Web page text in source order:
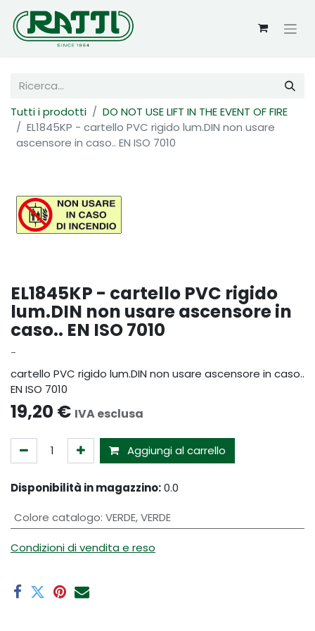
Tutti i prodotti
DO NOT USE LIFT IN THE EVENT OF FIRE
EL1845KP - cartello PVC rigido lum.DIN non usare
ascensore in caso.. EN ISO 7010
EL1845KP - cartello PVC rigido
lum.DIN non usare ascensore in
caso.. EN ISO 7010
-
cartello PVC rigido lum.DIN non usare ascensore in caso..
EN ISO 7010
19,20 € IVA esclusa
Aggiungi al carrello
Disponibilità in magazzino:0.0
Colore catalogo: VERDE,VERDE
Condizioni di vendita e reso